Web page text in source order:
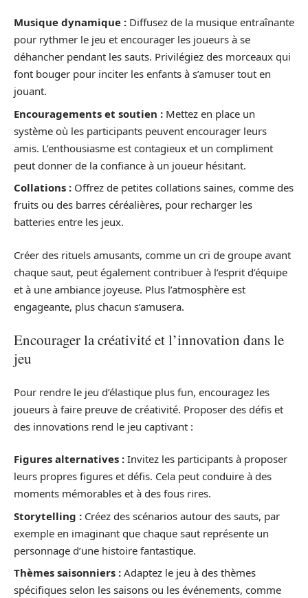
Musique dynamique : Diffusez de la musique entraînante
pour rythmer le jeu et encourager les joueurs à se
déhancher pendant les sauts. Privilégiez des morceaux qui
font bouger pour inciter les enfants à s’amuser tout en
jouant.
Encouragements et soutien : Mettez en place un
système où les participants peuvent encourager leurs
amis. L’enthousiasme est contagieux et un compliment
peut donner de la confiance à un joueur hésitant.
Collations : Offrez de petites collations saines, comme des
fruits ou des barres céréalières, pour recharger les
batteries entre les jeux.
Créer des rituels amusants, comme un cri de groupe avant
chaque saut, peut également contribuer à l’esprit d’équipe
et à une ambiance joyeuse. Plus l’atmosphère est
engageante, plus chacun s’amusera.
Encourager la créativité et l’innovation dans le
jeu
Pour rendre le jeu d’élastique plus fun, encouragez les
joueurs à faire preuve de créativité. Proposer des défis et
des innovations rend le jeu captivant :
Figures alternatives : Invitez les participants à proposer
leurs propres figures et défis. Cela peut conduire à des
moments mémorables et à des fous rires.
Storytelling : Créez des scénarios autour des sauts, par
exemple en imaginant que chaque saut représente un
personnage d’une histoire fantastique.
Thèmes saisonniers : Adaptez le jeu à des thèmes
spécifiques selon les saisons ou les événements, comme